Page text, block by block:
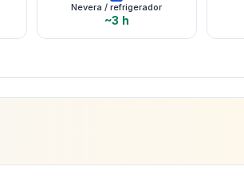
Nevera / refrigerador
~3 h